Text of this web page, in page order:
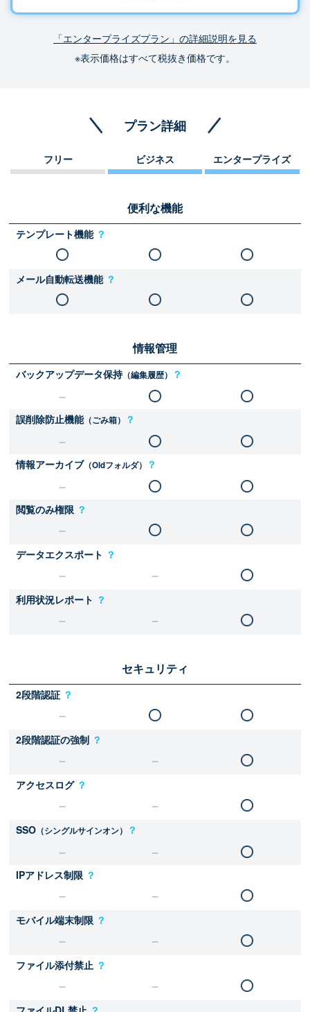
「エンタープライズプラン」の詳細説明を見る
※表示価格はすべて税抜き価格です。
プラン詳細
フリー ビジネス エンタープライズ
便利な機能
テンプレート機能 ？
メール自動転送機能 ？
情報管理
バックアップデータ保持（編集履歴） ？
誤削除防止機能（ごみ箱） ？
情報アーカイブ（Oldフォルダ） ？
閲覧のみ権限 ？
データエクスポート ？
利用状況レポート ？
セキュリティ
2段階認証 ？
2段階認証の強制 ？
アクセスログ ？
SSO （シングルサインオン） ？
IPアドレス制限 ？
モバイル端末制限 ？
ファイル添付禁止 ？